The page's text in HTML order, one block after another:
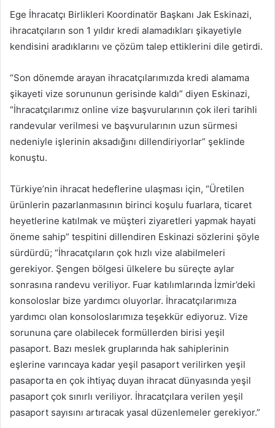
Ege İhracatçı Birlikleri Koordinatör Başkanı Jak Eskinazi,
ihracatçıların son 1 yıldır kredi alamadıkları şikayetiyle
kendisini aradıklarını ve çözüm talep ettiklerini dile getirdi.
“Son dönemde arayan ihracatçılarımızda kredi alamama
şikayeti vize sorununun gerisinde kaldı” diyen Eskinazi,
“İhracatçılarımız online vize başvurularının çok ileri tarihli
randevular verilmesi ve başvurularının uzun sürmesi
nedeniyle işlerinin aksadığını dillendiriyorlar” şeklinde
konuştu.
Türkiye’nin ihracat hedeflerine ulaşması için, “Üretilen
ürünlerin pazarlanmasının birinci koşulu fuarlara, ticaret
heyetlerine katılmak ve müşteri ziyaretleri yapmak hayati
öneme sahip” tespitini dillendiren Eskinazi sözlerini şöyle
sürdürdü; “İhracatçıların çok hızlı vize alabilmeleri
gerekiyor. Şengen bölgesi ülkelere bu süreçte aylar
sonrasına randevu veriliyor. Fuar katılımlarında İzmir’deki
konsoloslar bize yardımcı oluyorlar. İhracatçılarımıza
yardımcı olan konsoloslarımıza teşekkür ediyoruz. Vize
sorununa çare olabilecek formüllerden birisi yeşil
pasaport. Bazı meslek gruplarında hak sahiplerinin
eşlerine varıncaya kadar yeşil pasaport verilirken yeşil
pasaporta en çok ihtiyaç duyan ihracat dünyasında yeşil
pasaport çok sınırlı veriliyor. İhracatçılara verilen yeşil
pasaport sayısını artıracak yasal düzenlemeler gerekiyor.”